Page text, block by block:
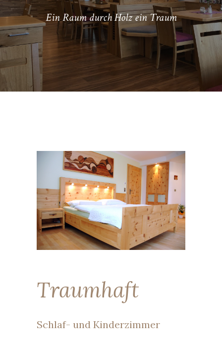
Ein Raum durch Holz ein Traum
Traumhaft
Schlaf- und Kinderzimmer